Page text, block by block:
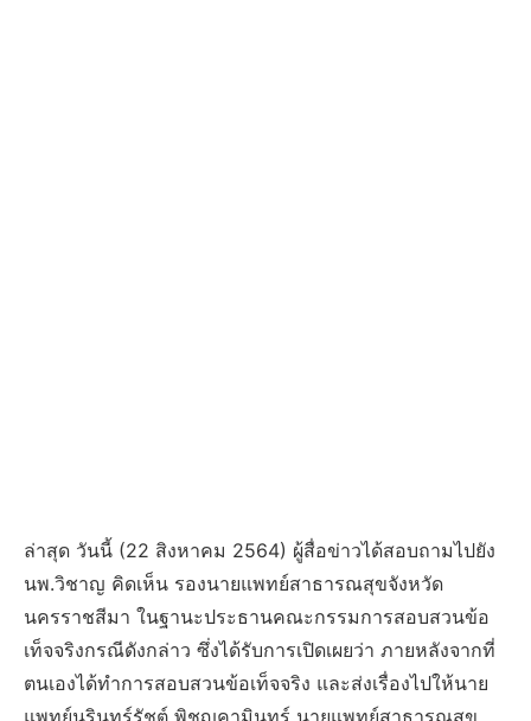
ล่าสุด วันนี้ (22 สิงหาคม 2564) ผู้สื่อข่าวได้สอบถามไปยัง
นพ.วิชาญ คิดเห็น รองนายแพทย์สาธารณสุขจังหวัด
นครราชสีมา ในฐานะประธานคณะกรรมการสอบสวนข้อ
เท็จจริงกรณีดังกล่าว ซึ่งได้รับการเปิดเผยว่า ภายหลังจากที่
ตนเองได้ทำการสอบสวนข้อเท็จจริง และส่งเรื่องไปให้นาย